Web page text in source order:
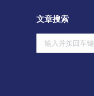
文章搜索
Search: